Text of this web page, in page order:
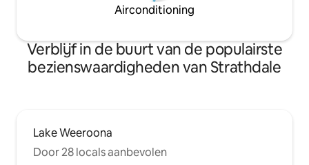
Airconditioning
Verblijf in de buurt van de populairste
bezienswaardigheden van Strathdale
Lake Weeroona
Door 28 locals aanbevolen